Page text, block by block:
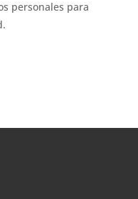
personales para